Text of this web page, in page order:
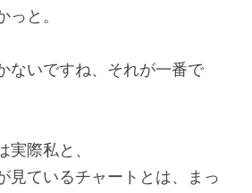
と。
ないですね、それが一番で
際私と、
見ているチャートとは、まっ